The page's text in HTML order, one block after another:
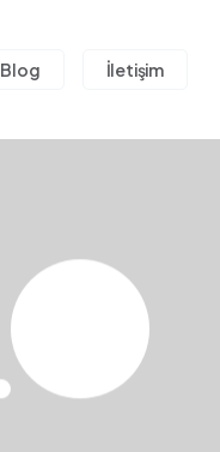
Blog İletişim